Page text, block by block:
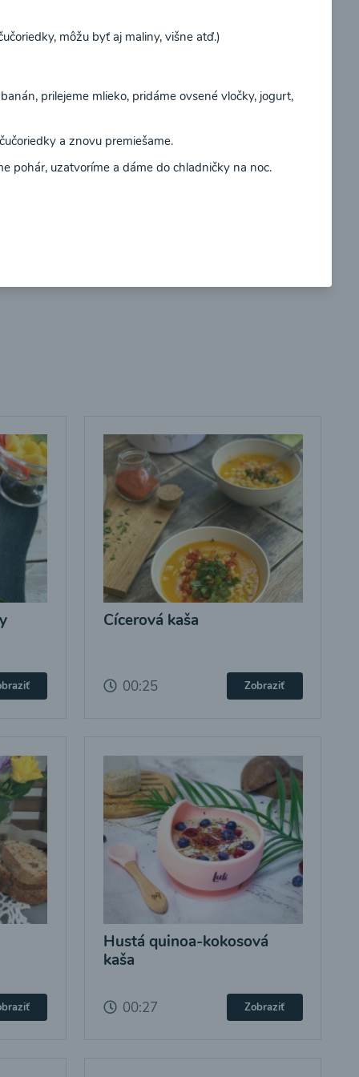
Brokolicové cappuccino
Cícerová kaša
00:25 Zobraziť
Hustá quinoa-kokosová
kaša
00:27 Zobraziť
môžu byť aj maliny, višne atď.)
prilejeme mlieko, pridáme ovsené vločky, jogurt,
a znovu premiešame.
pohár, uzatvoríme a dáme do chladničky na noc.